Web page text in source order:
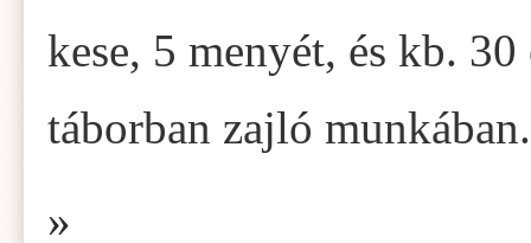
kese, 5 menyét, és kb.
táborban zajló munkában.
»